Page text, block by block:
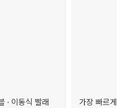
· 이동식 빨래 가장 빠르